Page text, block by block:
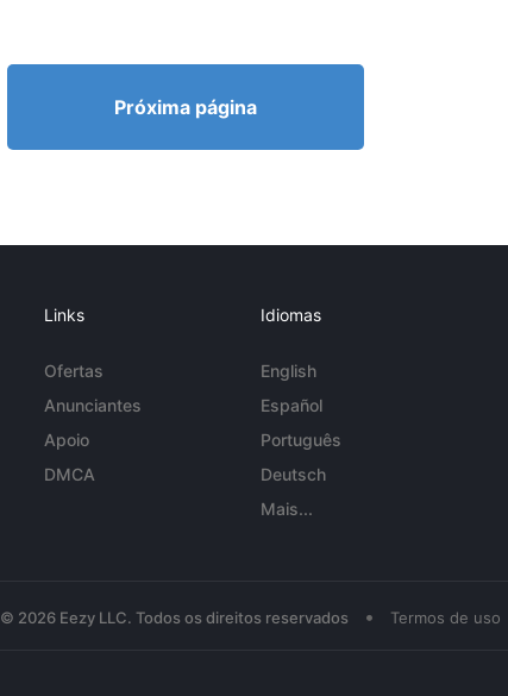
Próxima página
Links
Ofertas
Anunciantes
Apoio
DMCA
Idiomas
English
Español
Português
Deutsch
Mais...
© 2026 Eezy LLC. Todos os direitos reservados • Termos de uso